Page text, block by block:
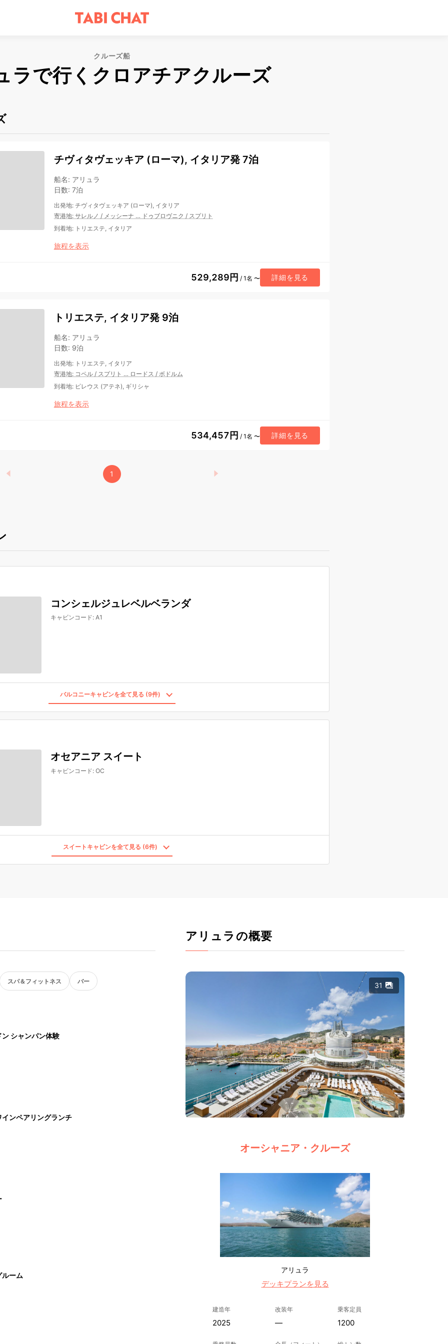
クルーズ船
ラで行くクロアチアクルーズ
チヴィタヴェッキア (ローマ), イタリア発 7泊
船名: アリュラ
日数: 7泊
出発地: チヴィタヴェッキア (ローマ), イタリア
寄港地: サレルノ / メッシーナ … ドゥブロヴニク / スプリト
到着地: トリエステ, イタリア
旅程を表示
529,289円 / 1名 〜 詳細を見る
トリエステ, イタリア発 9泊
船名: アリュラ
日数: 9泊
出発地: トリエステ, イタリア
寄港地: コペル/ スプリト … ロードス / ボドルム
到着地: ピレウス (アテネ), ギリシャ
旅程を表示
534,457円 / 1名 〜 詳細を見る
1
コンシェルジュレベルベランダ
キャビンコード:A1
バルコニーキャビンを全て見る (9件)
オセアニア スイート
キャビンコード:OC
スイートキャビンを全て見る (6件)
スパ＆フィットネス バー
シャンパン体験
ンペアリングランチ
ーム
アリュラの概要
31
オーシャニア・クルーズ
アリュラ
デッキプランを見る
建造年
2025
改装年
—
乗客定員
1200